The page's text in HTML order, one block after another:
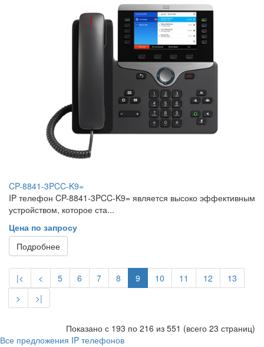
CP-8841-3PCC-K9=
IP телефон CP-8841-3PCC-K9= является высоко эффективным
устройством, которое ста...
Цена по запросу
Подробнее
|< < 5 6 7 8 9 10 11 12
13
>
>|
Показано с 193 по 216 из 551 (всего 23 страниц)
Все предложения IP телефонов